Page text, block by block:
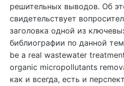
решительных выводов. Об
свидетельствует
заголовка одной из
библиографии по данной
be a real wastewater
organic micropollutants
как и всегда, есть и